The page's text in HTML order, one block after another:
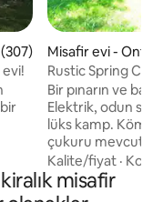
ortalama 4,97
Misafir evi -
Rustic Spring
Bir pınarın ve
Elektrik, odun
lüks kamp. Kömür
çukuru
Kimyasal
yürüyüş
Mountain Eyalet
Kalite/fiyat ·
misafir